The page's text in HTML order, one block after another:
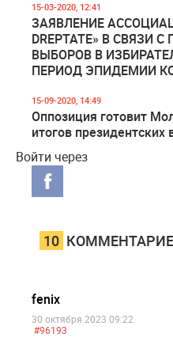
15-03-2020, 12:41
ЗАЯВЛЕНИЕ
DREPTATE» В СВЯЗИ
ВЫБОРОВ В
ПЕРИОД ЭПИДЕМИИ
15-09-2020, 14:49
Оппозиция готовит
итогов президентских
Войти через
10
fenix
30 октября 2023 09:22
#96193